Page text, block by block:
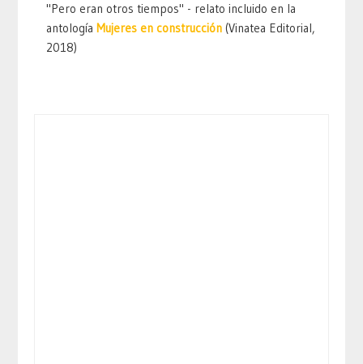
"Pero eran otros tiempos" - relato incluido en la
antología Mujeres en construcción (Vinatea Editorial,
2018)